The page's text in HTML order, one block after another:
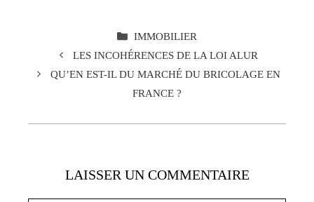
CATÉGORIES
IMMOBILIER
LES INCOHÉRENCES DE LA LOI ALUR
QU’EN EST-IL DU MARCHÉ DU BRICOLAGE EN
FRANCE ?
LAISSER UN COMMENTAIRE